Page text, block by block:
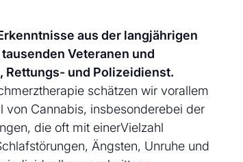
aus der langjährigen
Veteranen und
Rettungs- und Polizeidienst.
schätzen wir vorallem
von Cannabis, insbesonderebei der
die oft mit einerVielzahl
Ängsten, Unruhe und